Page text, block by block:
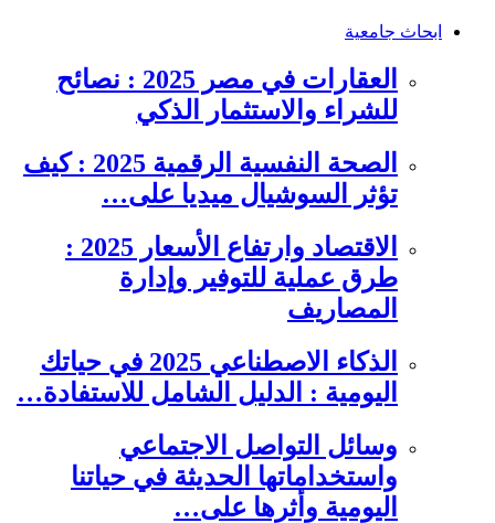
ابحاث جامعية
العقارات في مصر 2025 : نصائح
للشراء والاستثمار الذكي
الصحة النفسية الرقمية 2025 : كيف
تؤثر السوشيال ميديا على…
الاقتصاد وارتفاع الأسعار 2025 :
طرق عملية للتوفير وإدارة
المصاريف
الذكاء الاصطناعي 2025 في حياتك
اليومية : الدليل الشامل للاستفادة…
وسائل التواصل الاجتماعي
واستخداماتها الحديثة في حياتنا
اليومية وأثرها على…